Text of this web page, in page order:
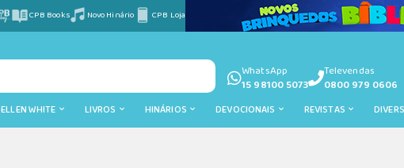
CPB Books Novo Hinário CPB Loja
WhatsApp
15 98100 5073
Televendas
0800 979 0606
ELLEN WHITE LIVROS HINÁRIOS DEVOCIONAIS REVISTAS